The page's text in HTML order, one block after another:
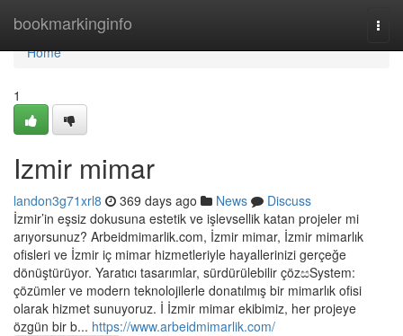
bookmarkinginfo
Home
Home
1
Izmir mimar
landon3g71xrl8 369 days ago News
Discuss
İzmir’in eşsiz dokusuna estetik ve işlevsellik katan projeler mi
arıyorsunuz? Arbeidmimarlik.com, İzmir mimar, İzmir mimarlık
ofisleri ve İzmir iç mimar hizmetleriyle hayallerinizi gerçeğe
dönüştürüyor. Yaratıcı tasarımlar, sürdürülebilir çözසSystem:
çözümler ve modern teknolojilerle donatılmış bir mimarlık ofisi
olarak hizmet sunuyoruz. İ İzmir mimar ekibimiz, her projeye
özgün bir b... https://www.arbeidmimarlik.com/